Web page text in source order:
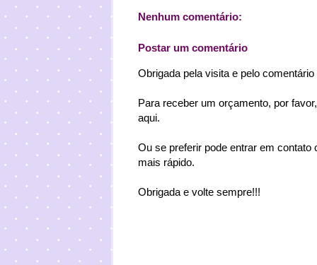
Nenhum comentário:
Postar um comentário
Obrigada pela visita e pelo
Para receber um orçamento, por
aqui.
Ou se preferir pode entrar em contato
mais rápido.
Obrigada e volte sempre!!!